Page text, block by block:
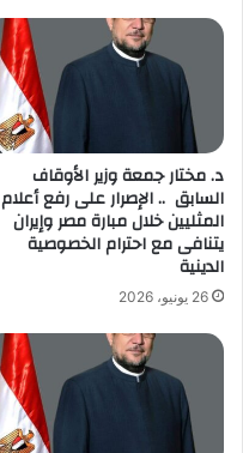
د. مختار جمعة وزير الأوقاف
السابق .. الإصرار على رفع أعلام
المثليين خلال مبارة مصر وإيران
يتنافى مع احترام الخصوصية
الدينية
26 يونيو، 2026